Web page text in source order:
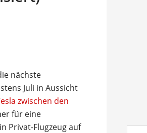
nächste
Juli in Aussicht
zwischen den
für eine
Privat-Flugzeug auf